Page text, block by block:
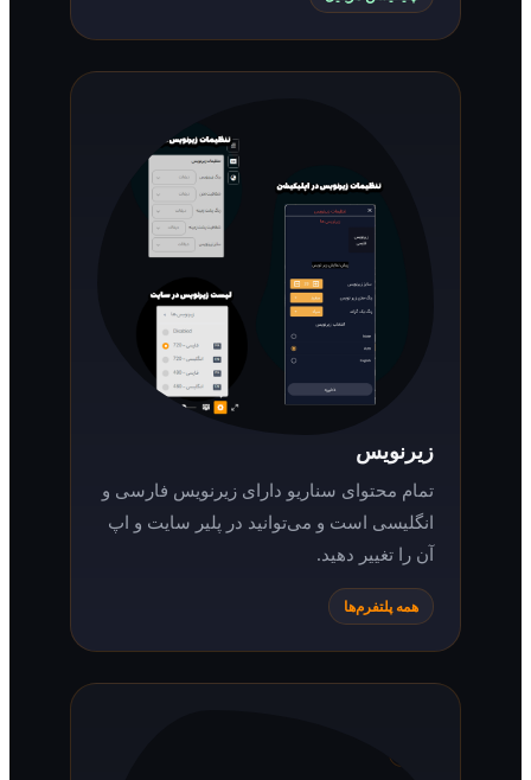
تمام محتوای سناریو دارای زیرنویس فارسی و
انگلیسی است و می‌توانید در پلیر سایت و اپ
آن را تغییر دهید.
همه پلتفرم‌ها